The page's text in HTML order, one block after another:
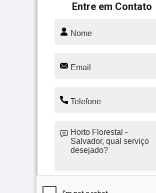
Entre em Contato